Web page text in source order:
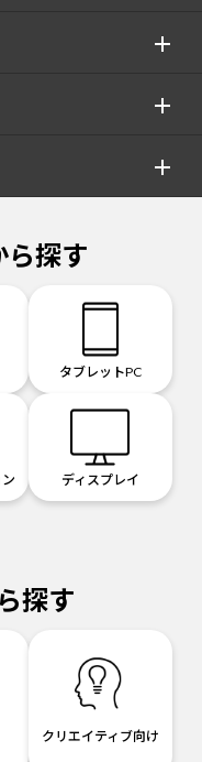
ら探す
タブレットPC
ディスプレイ
探す
クリエイティブ向け